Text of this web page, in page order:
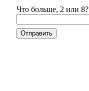
Что больше, 2 или 8?